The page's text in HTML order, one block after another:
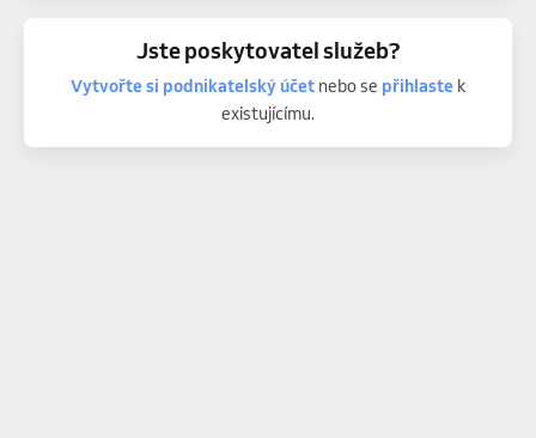
Jste poskytovatel služeb?
Vytvořte si podnikatelský účetnebo se přihlastek
existujícímu.